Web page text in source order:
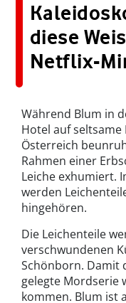
diese
Netflix-
Während Blum in
Hotel auf
Österreich
Rahmen einer
Leiche exhumiert.
werden
hingehören.
Die Leichenteile
verschwundenen
Schönborn. Damit
gelegte Mordserie
kommen. Blum ist